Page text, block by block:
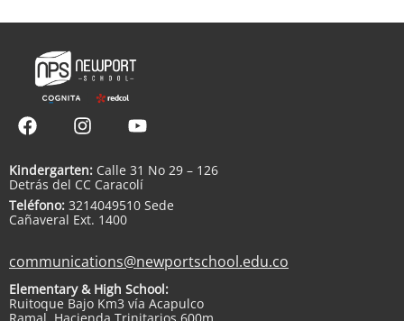
Kindergarten: Calle 31 No 29 – 126
Detrás del CC Caracolí
Teléfono: 3214049510 Sede
Cañaveral Ext. 1400
communications@newportschool.edu.co
Elementary & High School:
Ruitoque Bajo Km3 vía Acapulco